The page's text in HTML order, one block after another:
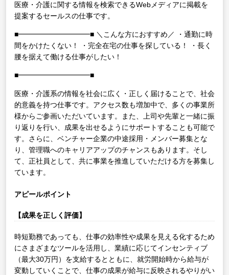
医療・介護に関する情報を検索できるWebメディアに掲載を
提案するセールスの仕事です。
■━━━━━━━━━━■ ＼こんな方におすすめ／
・通勤に時
間をかけたくない！
・完全在宅の仕事を探している！
・長く
腰を据えて働ける仕事がしたい！
■━━━━━━━━━━■
医療・介護系の情報を社会に広く・正しく届けることで、社会
的意義を持つ仕事です。アクセス数も増加中で、多くの事業所
様からご参画いただいています。また、上司や先輩と一緒に振
り返りを行い、成果を出せるようにサポートすることも可能で
す。さらに、ベンチャー企業の中途採用・メンバー募集とな
り、管理職へのキャリアアップのチャンスもあります。そし
て、正社員として、共に事業を推進していただける方を募集し
ています。
アピールポイント
【成果を正しく評価】
時短勤務であっても、仕事の効率性や成果を見える化するため
にさまざまなツールを活用し、業績に応じてインセンティブ
（最大30万円）を支給するとともに、就労開始時から給与が
変動していくことで、仕事の成果が給与に反映されるやりがい